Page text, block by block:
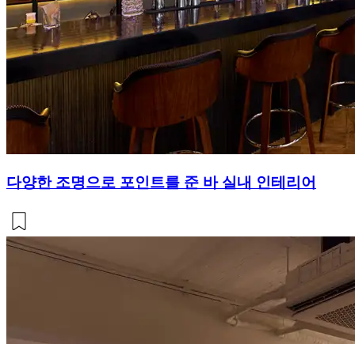
다양한 조명으로 포인트를 준 바 실내 인테리어